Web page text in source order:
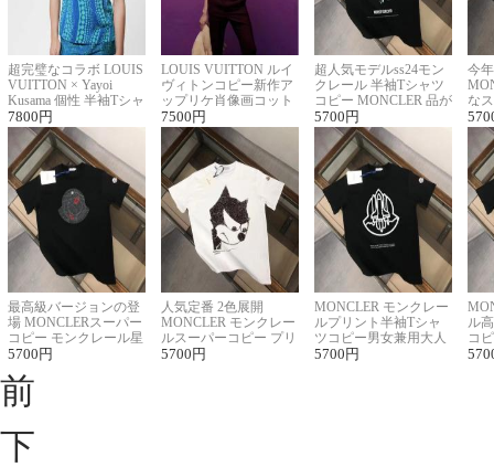
超完璧なコラボ LOUIS
VUITTON × Yayoi
Kusama 個性 半袖Tシャ
ツコピー男女兼用
7800 円
LOUIS VUITTON ルイ
ヴィトンコピー新作ア
ップリケ肖像画コット
ンニット半袖Tシャツ
7500 円
超人気モデルss24モン
クレール 半袖Tシャツ
コピー MONCLER 品が
良く見た目
5700 円
今
な
ル
最高級バージョンの登
場 MONCLERスーパー
コピー モンクレール星
座半袖Tシャツ
5700 円
人気定番 2色展開
MONCLER モンクレー
ルスーパーコピー プリ
ント半袖Tシャツ
5700 円
MONCLER モンクレー
ルプリント半袖Tシャ
ツコピー男女兼用大人
可愛い春夏コーデ
5700 円
ル
コ
ィ
前
下